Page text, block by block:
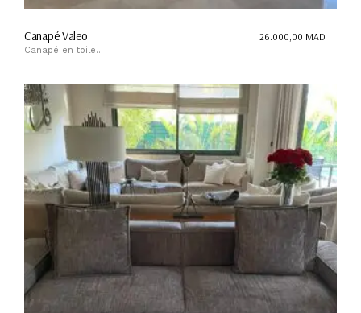
Canapé Valeo
Canapé en toile...
26.000,00 MAD